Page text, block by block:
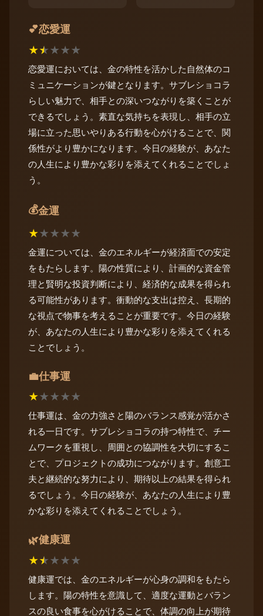
💕恋愛運
★★★★★
恋愛運においては、金の特性を活かした自然体のコ
ミュニケーションが鍵となります。サブレショコラ
らしい魅力で、相手との深いつながりを築くことが
できるでしょう。素直な気持ちを表現し、相手の立
場に立った思いやりある行動を心がけることで、関
係性がより豊かになります。今日の経験が、あなた
の人生により豊かな彩りを添えてくれることでしょ
う。
💰金運
★★★★★
金運については、金のエネルギーが経済面での安定
をもたらします。陽の性質により、計画的な資金管
理と賢明な投資判断により、経済的な成果を得られ
る可能性があります。衝動的な支出は控え、長期的
な視点で物事を考えることが重要です。今日の経験
が、あなたの人生により豊かな彩りを添えてくれる
ことでしょう。
💼仕事運
★★★★★
仕事運は、金の力強さと陽のバランス感覚が活かさ
れる一日です。サブレショコラの持つ特性で、チー
ムワークを重視し、周囲との協調性を大切にするこ
とで、プロジェクトの成功につながります。創意工
夫と継続的な努力により、期待以上の結果を得られ
るでしょう。今日の経験が、あなたの人生により豊
かな彩りを添えてくれることでしょう。
🌿健康運
★★★★★
健康運では、金のエネルギーが心身の調和をもたら
します。陽の特性を意識して、適度な運動とバラン
スの良い食事を心がけることで、体調の向上が期待